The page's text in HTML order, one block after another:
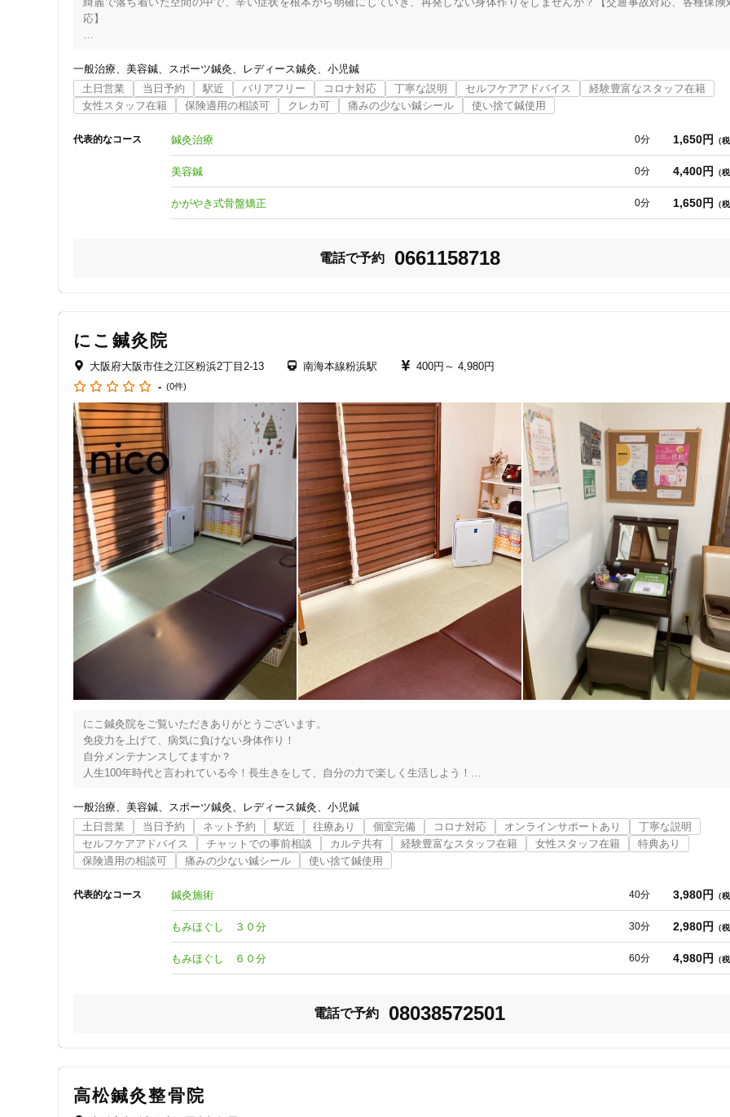
大阪市住之江区 変更する
ジャンル
一般治療 美容鍼
特徴・キーワード
受付時間の特徴
土日営業 当日予約
通院手段の特徴
応】
・姿勢不良による繰り返しの筋肉への負担
・骨の歪みからくる筋緊張によっての血行不良
☆当院では、まずは、この二つに対し、当院独自の施術を行うことで、症状の出ない正常な身体作りを行うことを目的としています。
◎かがやき鍼灸整骨院の知って得する5つのポイント◎
1.症状の原因を明確にし、根本的な施術を提案させて頂きます！
2.豊富な自費施術！
4.産後のお母さんには嬉しい、お子様もご一緒に来院OK！
このような事で悩んではいませんか？？
●根本原因を知って、症状を根本から治したい
●施術をするが、時間が経つとまた同じ症状が出る
●湿布や薬などで誤魔化している
●身体の不調で仕事や日常生活に支障がある
●周りに「姿勢悪いね」とよく言われる
●子供が居るから中々時間が作れない
●自律神経の乱れがある
●うつ病、パニック障害がある
●筋力を付けたいが、何をしていいかわからない
上記のようなお悩み、当院に全てお任せ下さい！
一つ一つ、患者様のお悩みのサポートをさせて頂きます！
すべてのスタッフが国家資格を持った先生なので安心して施術を受けて頂く事が可能です♪
◆◆ 交通事故に遭ったらまずはご連絡ください！ ─────
交通事故による怪我は、事故当日は何も症状がなくとも
数日、数週間たった後に現れることが少なくありません。
そうなる前に、ます、交通事故に遭ったらご相談ください。
当院では、交通事故の場合「自賠責保険」が適用されますので施術費用は0円です。
面倒な法律の手続きなどについても、
当院では弁護士や行政書士と連携しておりますのでご安心ください。
一般治療 美容鍼 スポーツ鍼灸 レディース鍼灸
小児鍼
土日営業
当日予約 駅近 バリアフリー コロナ対応 丁寧な説明 セルフケアアドバイス
経験豊富なスタッフ在籍
女性スタッフ在籍
保険適用の相談可 クレカ可 痛みの少ない鍼シール 使い捨て鍼使用
代表的なコース 鍼灸治療 0分 1,650円 （
美容鍼 0分 4,400円 （
かがやき式骨盤矯正 0分 1,650円 （
電話で予約 0661158718
にこ鍼灸院
大阪府大阪市住之江区粉浜2丁目2-13 南海本線粉浜駅 400円～ 4,980円
- (0件)
にこ鍼灸院をご覧いただきありがとうございます。
免疫力を上げて、病気に負けない身体作り！
自分メンテナンスしてますか？
人生100年時代と言われている今！長生きをして、自分の力で楽しく生活しよう！
当院はコロナ対策として以下の事を徹底しております。
・玄関にアルコール消毒液の設置
・院内空気清浄機の設置
・これでもか！と言うほどの換気
・マスクの着用
・患者様に触る手のこまめな消毒
・ベットの消毒
・バスタオルの毎回交換
・待ち時間の無い完全予約制
している頃、どうしても取り切れない患者様の痛みがあり、悩んでいました。ところが、同僚の鍼灸師が１回の施術であっさりと痛みを
「にこ」っと笑顔になっていただく
一般治療 美容鍼 スポーツ鍼灸 レディース鍼灸
小児鍼
土日営業
当日予約 ネット予約 駅近 往療あり 個室完備 コロナ対応 オンラインサポートあり
丁寧な説明
セルフケアアドバイス
チャットでの事前相談 カルテ共有 経験豊富なスタッフ在籍 女性スタッフ在籍
特典あり
保険適用の相談可
痛みの少ない鍼シール 使い捨て鍼使用
代表的なコース 鍼灸施術 40分 3,980円 （
もみほぐし ３０分 30分 2,980円 （
もみほぐし ６０分 60分 4,980円 （
電話で予約 08038572501
高松鍼灸整骨院